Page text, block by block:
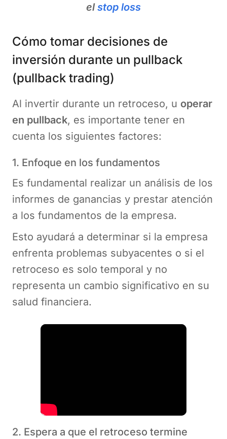
elstop loss
Cómo tomar decisiones de
inversión durante un pullback
(pullback trading)
Al invertir durante un retroceso, u operar
en pullback, es importante tener en
cuenta los siguientes factores:
1. Enfoque en los fundamentos
Es fundamental realizar un análisis de los
informes de ganancias y prestar atención
a los fundamentos de la empresa.
Esto ayudará a determinar si la empresa
enfrenta problemas subyacentes o si el
retroceso es solo temporal y no
representa un cambio significativo en su
salud financiera.
2. Espera a que el retroceso termine